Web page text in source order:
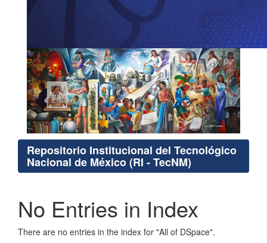
Repositorio Institucional del Tecnológico
Nacional de México (RI - TecNM)
No Entries in Index
There are no entries in the index for "All of DSpace".